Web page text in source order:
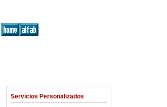
Servicios Personalizados